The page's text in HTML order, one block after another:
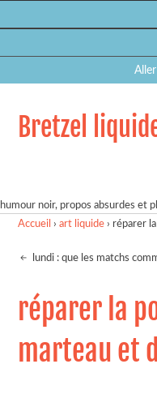
Bretzel
humour noir, propos absurdes et
Accueil ›art liquide › réparer
lundi : que les matchs
réparer la
marteau et